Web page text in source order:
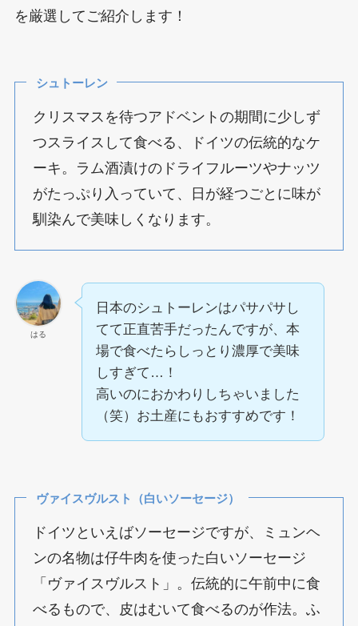
を厳選してご紹介します！
シュトーレン
クリスマスを待つアドベントの期間に少しず
つスライスして食べる、ドイツの伝統的なケ
ーキ。ラム酒漬けのドライフルーツやナッツ
がたっぷり入っていて、日が経つごとに味が
馴染んで美味しくなります。
はる
日本のシュトーレンはパサパサし
てて正直苦手だったんですが、本
場で食べたらしっとり濃厚で美味
しすぎて…！
高いのにおかわりしちゃいました
（笑）お土産にもおすすめです！
ヴァイスヴルスト（白いソーセージ）
ドイツといえばソーセージですが、ミュンヘ
ンの名物は仔牛肉を使った白いソーセージ
「ヴァイスヴルスト」。伝統的に午前中に食
べるもので、皮はむいて食べるのが作法。ふ